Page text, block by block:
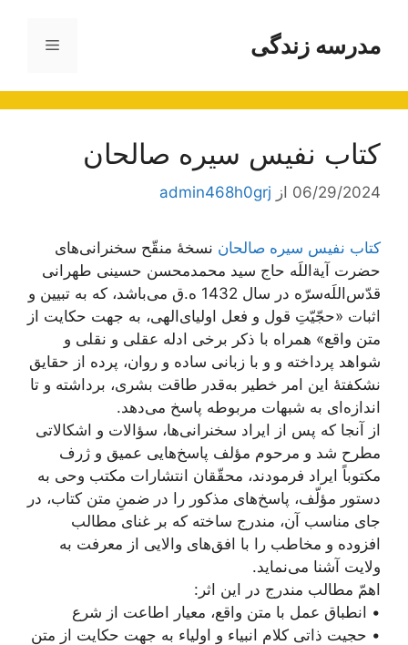
محتوامدرسه زندگی فهرست
کتاب نفیس سیره صالحان
06/29/2024 از admin468h0grj
کتاب نفیس سیره صالحان نسخۀ منقّح سخنرانی‌های
حضرت آیة‌اللَه حاج سید محمدمحسن حسینی طهرانی
قدّس‌اللَه‌سرّه در سال 1432 ه.ق می‌باشد، که به تبیین و
اثبات «حجّیّتِ قول و فعل اولیای‌الهی، به جهت حکایت از
متن واقع» همراه با ذکر برخی ادله عقلی و نقلی و
شواهد پرداخته و و با زبانی ساده و روان، پرده از حقایق
نشکفتۀ این امر خطیر به‌قدر طاقت بشری، بر‌داشته و تا
اندازه‌ای به شبهات مربوطه پاسخ می‌دهد.
از آنجا که پس از ایراد سخنرانی‌ها، سؤالات و اشکالاتی
مطرح شد و مرحوم مؤلف پاسخ‌هایی عمیق و ژرف
مکتوباً ایراد فرمودند، محقّقان انتشارات مکتب وحی به
دستور مؤلّف، پاسخ‌های مذکور را در ضمنِ متن کتاب، در
جای مناسب آن، مندرج ساخته که بر غنای مطالب
افزوده و مخاطب را با افق‌های والایی از معرفت به
ولایت آشنا می‌نماید.
اهمّ مطالب مندرج در این اثر:
• انطباق عمل با متن واقع، معیار اطاعت از شرع
• حجیت ذاتی کلام انبیاء و اولیاء به جهت حکایت از متن